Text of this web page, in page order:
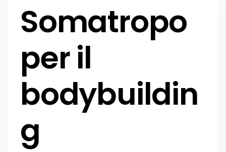
Somatropo
per il
bodybuildin
g